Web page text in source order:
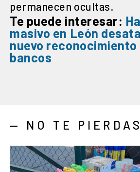
permanecen ocultas.
Te puede interesar:
masivo en León
nuevo
bancos
— NO TE PIERDAS